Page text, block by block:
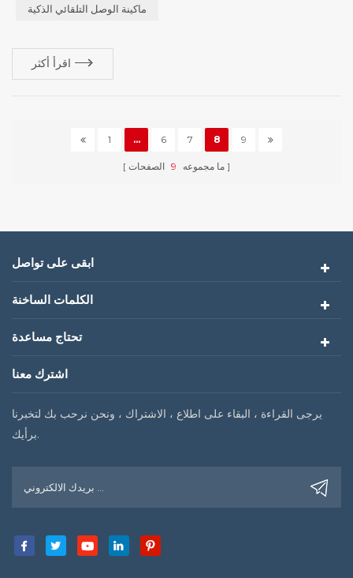
ماكينة الوصل التلقائي الذكية
اقرأ أكثر
1 ... 6 7 8 9
ما مجموعه 9 الصفحات
ابقى على تواصل
الكلمات الساخنة
تحتاج مساعدة
اشترك معنا
يرجى القراءة ، البقاء على اطلاع ، الاشتراك ، ونحن نرحب بك لتخبرنا
برأيك.